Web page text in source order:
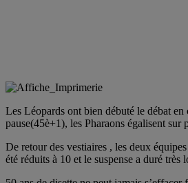
Les Léopards ont bien débuté le débat
pause(45è+1), les Pharaons égalisent
De retour des vestiaires , les deux
été réduits à 10 et le suspense a duré